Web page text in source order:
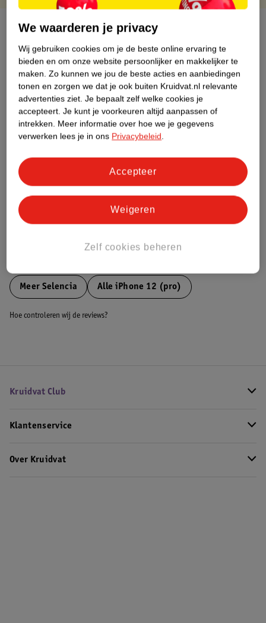
Over dit product
Productinformatie
Etiketinformatie
Nature Impact Score
Dit product heeft (nog) geen Nature
Impact Score.
Meer informatie
Bestel & Bezorginformatie
Meer Selencia Alle iPhone 12 (pro)
Hoe controleren wij de reviews?
Kruidvat Club
Klantenservice
Over Kruidvat
We waarderen je privacy
Wij gebruiken cookies om je de beste online ervaring te
bieden en om onze website persoonlijker en makkelijker te
maken. Zo kunnen we jou de beste acties en aanbiedingen
tonen en zorgen we dat je ook buiten Kruidvat.nl relevante
advertenties ziet. Je bepaalt zelf welke cookies je
accepteert. Je kunt je voorkeuren altijd aanpassen of
intrekken. Meer informatie over hoe we je gegevens
verwerken lees je in ons Privacybeleid.
Zelf cookies beheren
Weigeren
Accepteer